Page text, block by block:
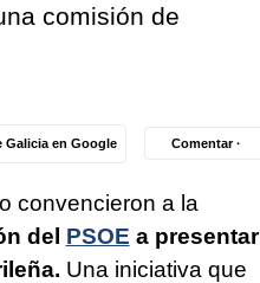
comisión de
Galicia en Google Comentar ·
convencieron a la
del PSOE a presentar
Una iniciativa que